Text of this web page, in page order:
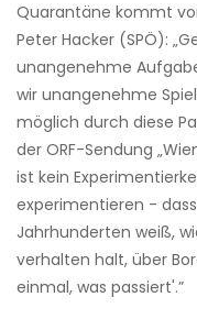
Quarantäne kommt
Peter Hacker (SPÖ):
unangenehme
wir unangenehme
möglich durch diese
der ORF-Sendung
ist kein
experimentieren -
Jahrhunderten weiß,
verhalten halt, über
einmal, was passiert'.”